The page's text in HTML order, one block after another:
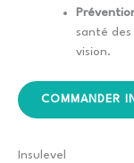
santé
vision.
COMMANDER
Insulevel